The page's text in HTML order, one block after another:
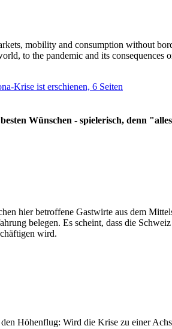
mobility and consumption without
to the pandemic and its
Krise ist erschienen, 6 Seiten
Wünschen - spielerisch, denn
hier betroffene Gastwirte aus dem
belegen. Es scheint, dass die
wird.
Höhenflug: Wird die Krise zu einer